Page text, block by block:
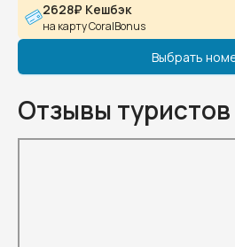
2628₽ Кешбэк
на карту CoralBonus
Выбрать
Отзывы туристов